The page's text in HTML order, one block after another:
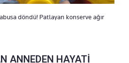
döndü! Patlayan konserve ağır
ANNEDEN HAYATİ